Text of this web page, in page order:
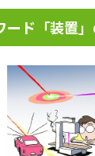
ード「装置